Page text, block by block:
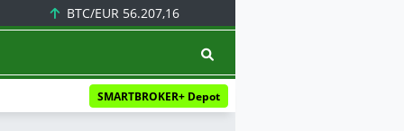
BTC/EUR 56.207,16
SMARTBROKER+ Depot